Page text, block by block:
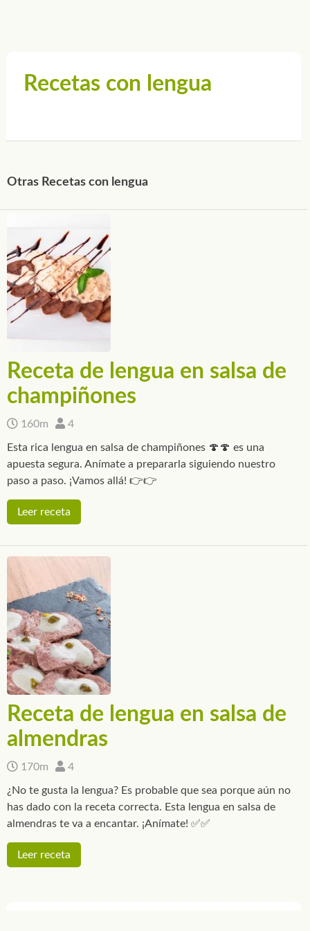
Recetas con lengua
Otras Recetas con lengua
Receta de lengua en salsa de
champiñones
160m 4
Esta rica lengua en salsa de champiñones 🍄🍄 es una
apuesta segura. Anímate a prepararla siguiendo nuestro
paso a paso. ¡Vamos allá! 👉👉
Leer receta
Receta de lengua en salsa de
almendras
170m 4
¿No te gusta la lengua? Es probable que sea porque aún no
has dado con la receta correcta. Esta lengua en salsa de
almendras te va a encantar. ¡Anímate! ✅✅
Leer receta